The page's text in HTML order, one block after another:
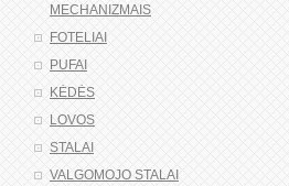
MECHANIZMAIS
FOTELIAI
PUFAI
KĖDĖS
LOVOS
STALAI
VALGOMOJO STALAI